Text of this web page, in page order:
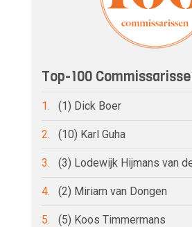
Top-100
1. (1) Dick Boer
2. (10) Karl Guha
3. (3) Lodewijk Hijmans van
4. (2) Miriam van Dongen
5. (5) Koos Timmermans